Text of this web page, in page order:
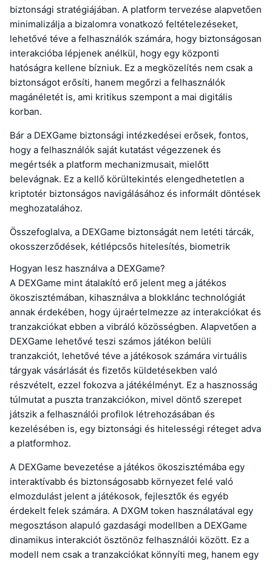
biztonsági stratégiájában. A platform tervezése alapvetően
minimalizálja a bizalomra vonatkozó feltételezéseket,
lehetővé téve a felhasználók számára, hogy biztonságosan
interakcióba lépjenek anélkül, hogy egy központi
hatóságra kellene bízniuk. Ez a megközelítés nem csak a
biztonságot erősíti, hanem megőrzi a felhasználók
magánéletét is, ami kritikus szempont a mai digitális
korban.
Bár a DEXGame biztonsági intézkedései erősek, fontos,
hogy a felhasználók saját kutatást végezzenek és
megértsék a platform mechanizmusait, mielőtt
belevágnak. Ez a kellő körültekintés elengedhetetlen a
kriptotér biztonságos navigálásához és informált döntések
meghozatalához.
Összefoglalva, a DEXGame biztonságát nem letéti tárcák,
okosszerződések, kétlépcsős hitelesítés, biometrik
Hogyan lesz használva a DEXGame?
A DEXGame mint átalakító erő jelent meg a játékos
ökoszisztémában, kihasználva a blokklánc technológiát
annak érdekében, hogy újraértelmezze az interakciókat és
tranzakciókat ebben a vibráló közösségben. Alapvetően a
DEXGame lehetővé teszi számos játékon belüli
tranzakciót, lehetővé téve a játékosok számára virtuális
tárgyak vásárlását és fizetős küldetésekben való
részvételt, ezzel fokozva a játékélményt. Ez a hasznosság
túlmutat a puszta tranzakciókon, mivel döntő szerepet
játszik a felhasználói profilok létrehozásában és
kezelésében is, egy biztonsági és hitelességi réteget adva
a platformhoz.
A DEXGame bevezetése a játékos ökoszisztémába egy
interaktívabb és biztonságosabb környezet felé való
elmozdulást jelent a játékosok, fejlesztők és egyéb
érdekelt felek számára. A DXGM token használatával egy
megosztáson alapuló gazdasági modellben a DEXGame
dinamikus interakciót ösztönöz felhasználói között. Ez a
modell nem csak a tranzakciókat könnyíti meg, hanem egy